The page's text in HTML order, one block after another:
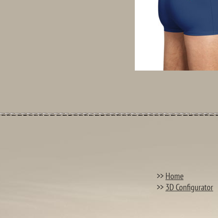
>> Home
>> 3D Configurator